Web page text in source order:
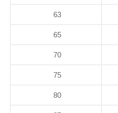
63
65
70
75
80